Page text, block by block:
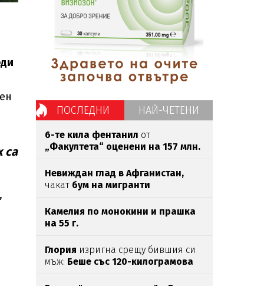
са
ПОСЛЕДНИ НАЙ-ЧЕТЕНИ
6-те кила фентанил от
„Факултета“ оценени на 157 млн.
Невиждан глад в Афганистан,
чакат бум на мигранти
Камелия по монокини и прашка
на 55 г.
Глория изригна срещу бившия си
мъж: Беше със 120-килограмова